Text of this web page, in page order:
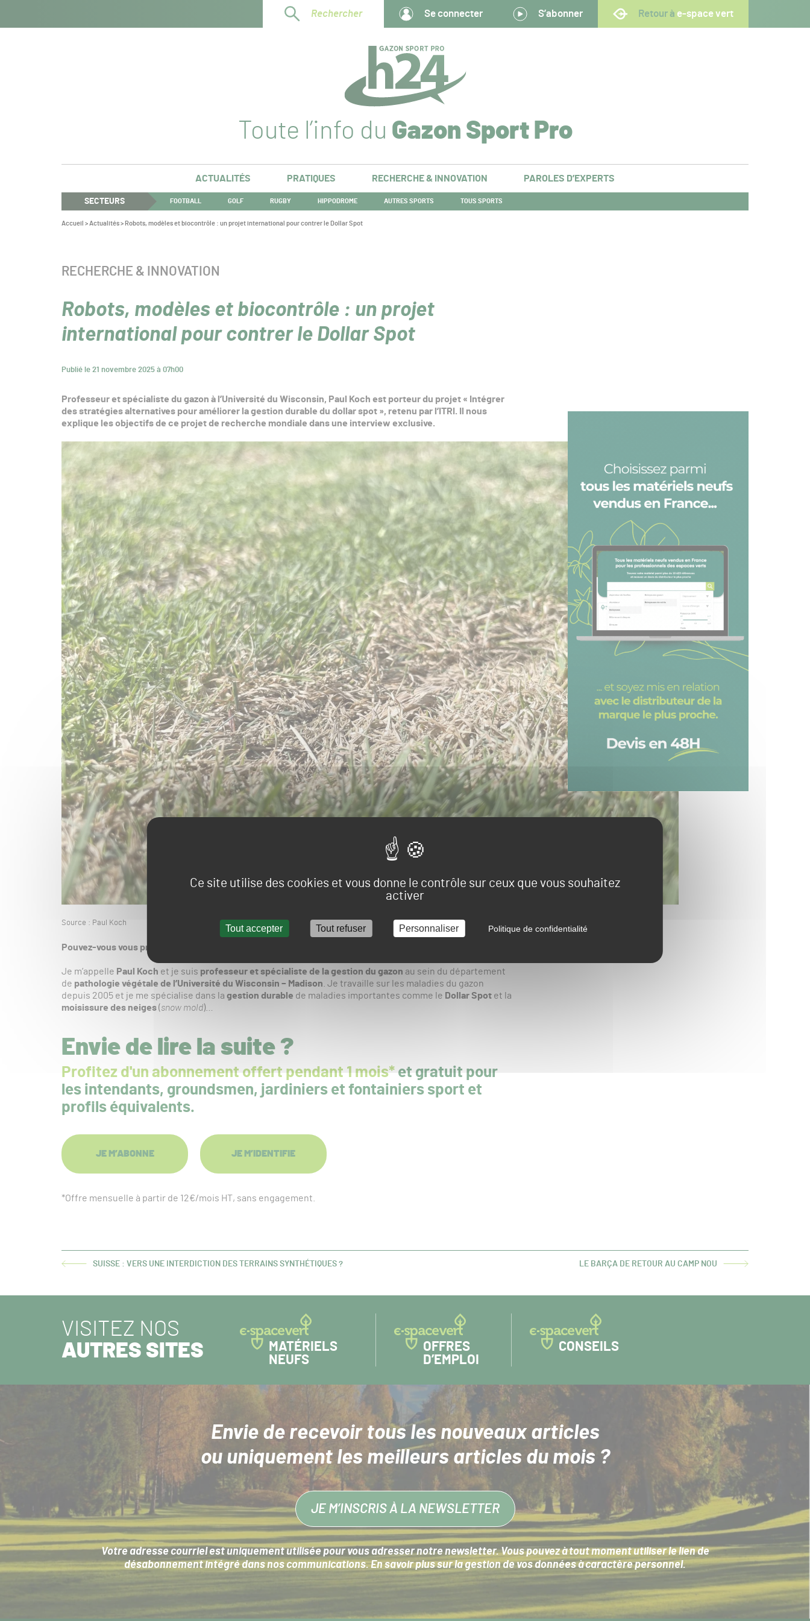
Ce site utilise des cookies et vous donne le contrôle sur ceux que vous souhaitez
activer
Tout accepter Tout refuser Personnaliser Politique de confidentialité
Rechercher Se connecter S’abonner Retour à e-space vert
Toute l’info du Gazon Sport Pro
ACTUALITÉS PRATIQUES RECHERCHE & INNOVATION PAROLES D’EXPERTS
SECTEURS FOOTBALL GOLF RUGBY HIPPODROME AUTRES SPORTS TOUS SPORTS
Vous
Accueil >Actualités> Robots, modèles et biocontrôle : un projet international pour contrer le Dollar Spot
Robots, modèles et biocontrôle : un projet
international pour contrer le Dollar Spot
Publié le 21 novembre 2025 à 07h00
CATÉGORIE :
RECHERCHE & INNOVATION
Professeur et spécialiste du gazon à l’Université du Wisconsin, Paul Koch est porteur du projet « Intégrer
des stratégies alternatives pour améliorer la gestion durable du dollar spot », retenu par l’ITRI. Il nous
explique les objectifs de ce projet de recherche mondiale dans une interview exclusive.
Source : Paul Koch
Pouvez-vous vous présenter ?
Je m’appelle Paul Koch et je suis professeur et spécialiste de la gestion du gazon au sein du département
de pathologie végétale de l’Université du Wisconsin – Madison . Je travaille sur les maladies du gazon
depuis 2005 et je me spécialise dans la gestion durable de maladies importantes comme le Dollar Spot et la
moisissure des neiges(snow mold)…
Envie de lire la suite ?
Profitez d'un abonnement offert pendant 1 mois* et gratuit pour
les intendants, groundsmen, jardiniers et fontainiers sport et
profils équivalents.
JE M’ABONNE JE M’IDENTIFIE
*Offre mensuelle à partir de 12€/mois HT, sans engagement.
ARTICLESUISSE : VERS UNE INTERDICTION DES TERRAINS SYNTHÉTIQUES ?
ARTICLE
LE BARÇA DE RETOUR AU CAMP NOU
VISITEZ NOS
AUTRES SITES
MATÉRIELS
NEUFS
OFFRES
D’EMPLOI
CONSEILS
Envie de recevoir tous les nouveaux articles
ou uniquement les meilleurs articles du mois ?
JE M’INSCRIS À LA NEWSLETTER
Votre adresse courriel est uniquement utilisée pour vous adresser notre newsletter. Vous pouvez à tout moment utiliser le lien de
désabonnement intégré dans nos communications. En savoir plus sur lagestion de vos données à caractère personnel.